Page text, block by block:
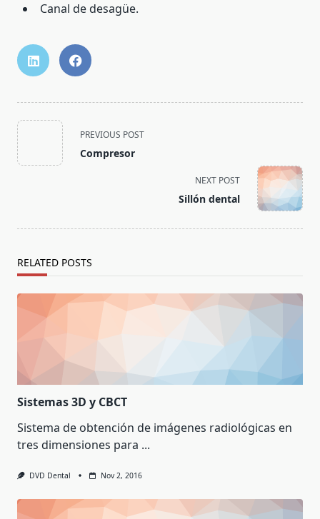
Canal de desagüe.
<span
class="nav-
subtitle
PREVIOUS POST
Compresor
NEXT POST
Sillón dental
RELATED POSTS
Sistemas 3D y CBCT
Sistema de obtención de imágenes radiológicas en
tres dimensiones para ...
DVD Dental Nov 2, 2016